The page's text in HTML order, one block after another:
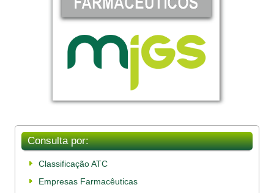
Consulta por:
Classificação ATC
Empresas Farmacêuticas